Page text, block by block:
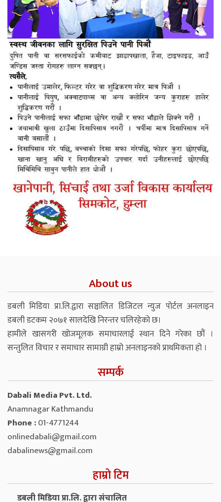
About us
डबली मिडिया प्रा.लि.द्वारा सञ्चालित डिजिटल न्युज पोर्टल अनलाइन
डबली डटकम २०७१ सालदेखि निरन्तर चलिरहेको छ।
हामीले खासगरी खोजमूलक समाचारलाई स्थान दिने गरेका छौं ।
सन्तुलित विचार र समाचार सामाग्री हाम्रो अनलाइनको प्राथमिकता हो ।
सम्पर्क
Dabali Media Pvt. Ltd.
Anamnagar Kathmandu
Phone :01-4771244
onlinedabali@gmail.com
dabalinews@gmail.com
हाम्रो टिम
डबली मिडिया प्रा.लि. द्वारा संचालित